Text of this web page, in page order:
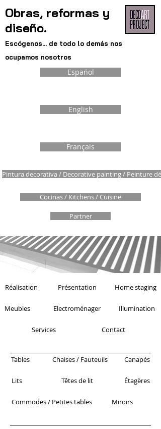
Obras, reformas y
diseño.
Escógenos... de todo lo demás nos
ocupamos nosotros
Español
English
Français
Pintura decorativa / Decorative painting / Peinture
Cocinas / Kitchens / Cuisine
Partner
Réalisation Présentation Home staging
Meubles Electroménager Illumination
Services Contact
Tables Chaises / Fauteuils Canapés
Lits Têtes de lit
Commodes / Petites tables
Étagères
Miroirs